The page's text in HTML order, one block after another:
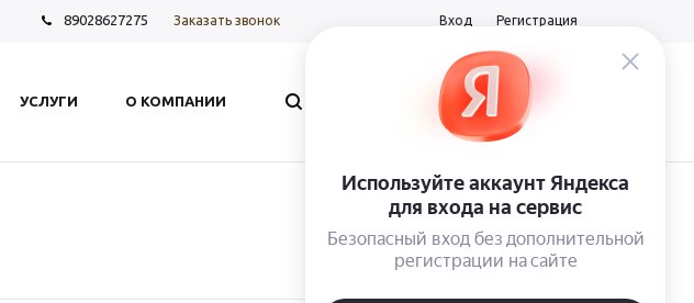
89028627275 Заказать звонок Вход Регистрация
УСЛУГИ О КОМПАНИИ
0 0
Корзина
пуста